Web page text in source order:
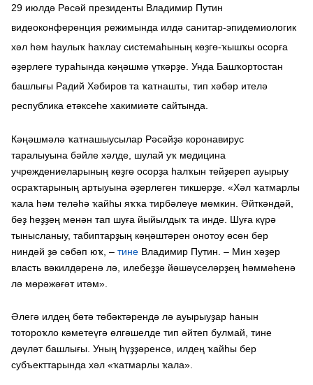
29 июлдә Рәсәй президенты Владимир Путин
видеоконференция режимында илдә санитар-эпидемиологик
хәл һәм һаулыҡ һаҡлау системаһының көҙгө-ҡышҡы осорға
әҙерлеге тураһында кәңәшмә үткәрҙе. Унда Башҡортостан
башлығы Радий Хәбиров та ҡатнашты, тип хәбәр ителә
республика етәксеһе хакимиәте сайтында.
Кәңәшмәлә ҡатнашыусылар Рәсәйҙә коронавирус
таралыуына бәйле хәлде, шулай уҡ медицина
учреждениеларының көҙгө осорҙа һалҡын тейҙереп ауырыу
осраҡтарының артыуына әҙерлеген тикшерҙе. «Хәл ҡатмарлы
ҡала һәм теләһә ҡайһы яҡҡа тирбәлеүе мөмкин. Әйткәндәй,
беҙ һеҙҙең менән тап шуға йыйылдыҡ та инде. Шуға күрә
тынысланыу, табиптарҙың кәңәштәрен онотоу өсөн бер
ниндәй ҙә сәбәп юҡ, – тине Владимир Путин. – Мин хәҙер
власть вәкилдәренә лә, илебеҙҙә йәшәүселәрҙең һәммәһенә
лә мөрәжәғәт итәм».
Әлегә илдең бөтә төбәктәрендә лә ауырыуҙар һанын
тотороҡло кәметеүгә өлгәшелде тип әйтеп булмай, тине
дәүләт башлығы. Уның һүҙҙәренсә, илдең ҡайһы бер
субъекттарында хәл «ҡатмарлы ҡала».